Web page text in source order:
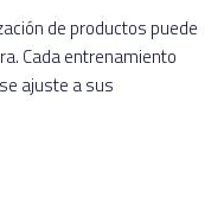
de productos puede
Cada entrenamiento
ajuste a sus